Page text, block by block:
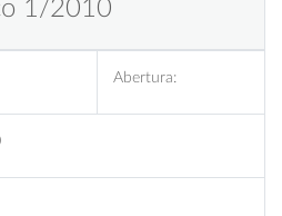
1/2010
Abertura: